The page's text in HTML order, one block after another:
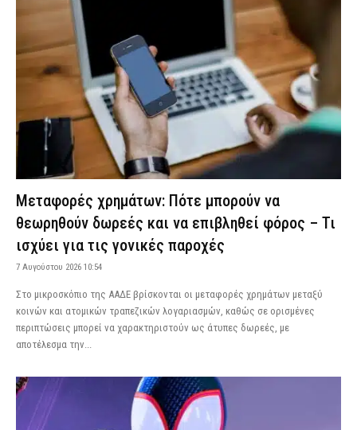
Μεταφορές χρημάτων: Πότε μπορούν να
θεωρηθούν δωρεές και να επιβληθεί φόρος – Τι
ισχύει για τις γονικές παροχές
7 Αυγούστου 2026 10:54
Στο μικροσκόπιο της ΑΑΔΕ βρίσκονται οι μεταφορές χρημάτων μεταξύ
κοινών και ατομικών τραπεζικών λογαριασμών, καθώς σε ορισμένες
περιπτώσεις μπορεί να χαρακτηριστούν ως άτυπες δωρεές, με
αποτέλεσμα την...